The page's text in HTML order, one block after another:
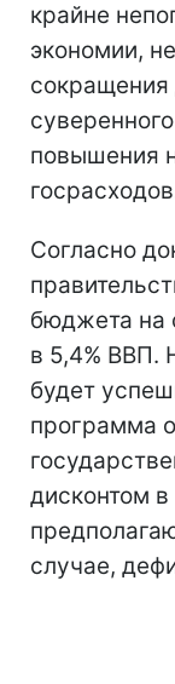
крайне
экономии,
сокращения
повышения
Согласно
бюджета на
в 5,4% ВВП.
будет
программа
дисконтом в
случае,